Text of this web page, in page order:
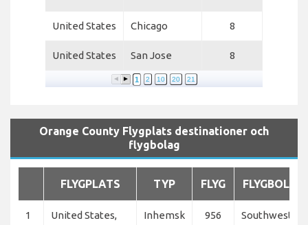
United States Chicago 8
United States San Jose 8
1 2 10 20 21
Orange County Flygplats destinationer och
flygbolag
FLYGPLATS TYP FLYG FLYGBOLAG
1
United States,
Inhemsk 956
Southwest